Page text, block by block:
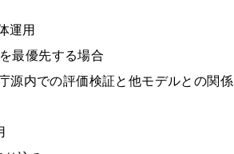
運用
最優先する場合
内での評価検証と他モデルとの関係